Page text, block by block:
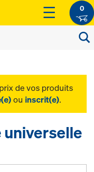
0
de vos produits
ou inscrit(e).
universelle